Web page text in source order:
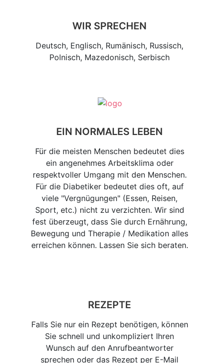
WIR SPRECHEN
Deutsch, Englisch, Rumänisch, Russisch,
Polnisch, Mazedonisch, Serbisch
EIN NORMALES LEBEN
Für die meisten Menschen bedeutet dies
ein angenehmes Arbeitsklima oder
respektvoller Umgang mit den Menschen.
Für die Diabetiker bedeutet dies oft, auf
viele "Vergnügungen" (Essen, Reisen,
Sport, etc.) nicht zu verzichten. Wir sind
fest überzeugt, dass Sie durch Ernährung,
Bewegung und Therapie / Medikation alles
erreichen können. Lassen Sie sich beraten.
REZEPTE
Falls Sie nur ein Rezept benötigen, können
Sie schnell und unkompliziert Ihren
Wunsch auf den Anrufbeantworter
sprechen oder das Rezept per E-Mail